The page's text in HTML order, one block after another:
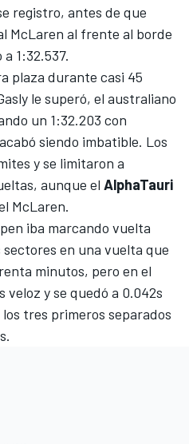
registro, antes de que
McLaren al frente al borde
1:32.537.
plaza durante casi 45
le superó, el australiano
un 1:32.203 con
siendo imbatible. Los
y se limitaron a
aunque el AlphaTauri
McLaren.
iba marcando vuelta
en una vuelta que
minutos, pero en el
y se quedó a 0.042s
tres primeros separados